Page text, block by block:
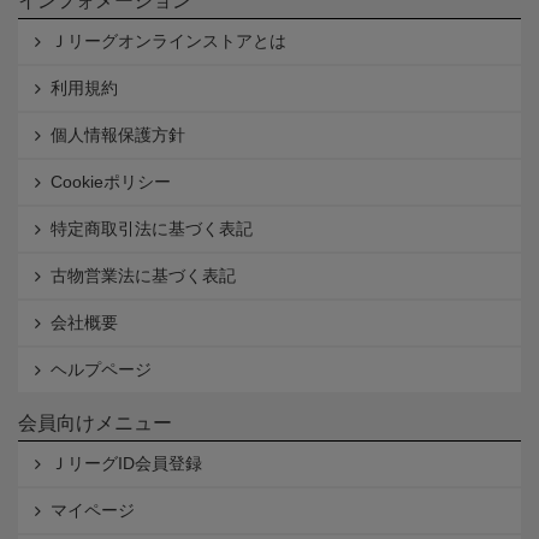
Ｊリーグオンラインストアとは
利用規約
個人情報保護方針
Cookieポリシー
特定商取引法に基づく表記
古物営業法に基づく表記
会社概要
ヘルプページ
会員向けメニュー
ＪリーグID会員登録
マイページ